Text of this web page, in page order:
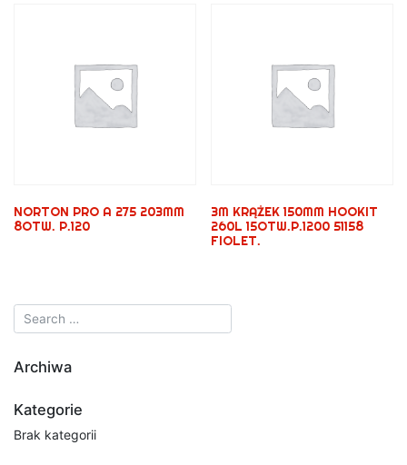
NORTON PRO A 275 203MM
8OTW. P.120
3M KRĄŻEK 150MM HOOKIT
260L 15OTW.P.1200 51158
FIOLET.
Archiwa
Kategorie
Brak kategorii